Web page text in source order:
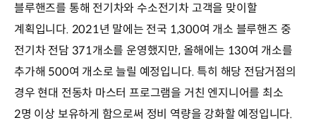
블루핸즈를 통해 전기차와 수소전기차 고객을 맞이할
계획입니다. 2021년 말에는 전국 1,300여 개소 블루핸즈 중
전기차 전담 371개소를 운영했지만, 올해에는 130여 개소를
추가해 500여 개소로 늘릴 예정입니다. 특히 해당 전담거점의
경우 현대 전동차 마스터 프로그램을 거친 엔지니어를 최소
2명 이상 보유하게 함으로써 정비 역량을 강화할 예정입니다.